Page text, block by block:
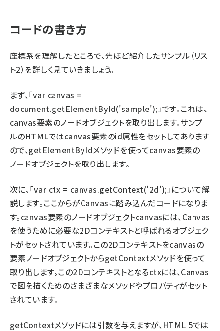
コードの書き方
座標系を理解したところで、先ほど紹介したサンプル（リス
ト2）を詳しく見ていきましょう。
まず、「var canvas =
document.getElementById('sample');」です。これは、
canvas要素のノードオブジェクトを取り出します。サンプ
ルのHTMLではcanvas要素のid属性をセットしてあります
ので、getElementByIdメソッドを使ってcanvas要素の
ノードオブジェクトを取り出します。
次に、「var ctx = canvas.getContext('2d');」について解
説します。ここからがCanvasに踏み込んだコードになりま
す。canvas要素のノードオブジェクトcanvasには、Canvas
を使うために必要な2Dコンテキストと呼ばれるオブジェク
トがセットされています。この2Dコンテキストをcanvasの
要素ノードオブジェクトからgetContextメソッドを使って
取り出します。この2Dコンテキストとなるctxには、Canvas
で図を描くためのさまざまなメソッドやプロパティがセット
されています。
getContextメソッドには引数を与えますが、HTML 5では